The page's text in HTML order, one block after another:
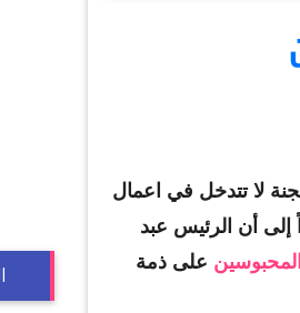
لا تتدخل في اعمال
إلى أن الرئيس عبد
المحبوسين على ذمة